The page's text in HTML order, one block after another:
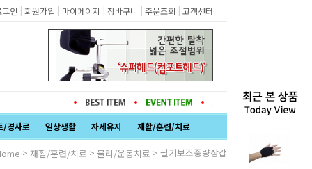
인 | 회원가입 | 마이페이지 | 장바구니 | 주문조회 | 고객센터
/경사로 일상생활 자세유지 재활/훈련/치료
> 재활/훈련/치료 > 물리/운동치료 > 필기보조중량장갑